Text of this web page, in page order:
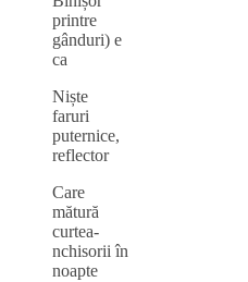
printre
gânduri) e
ca
Niște
faruri
puternice,
reflector
Care
mătură
curtea-
nchisorii în
noapte